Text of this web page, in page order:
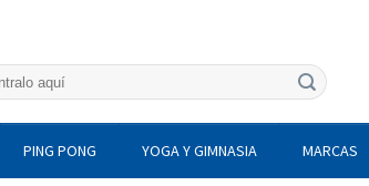
PING PONG YOGA Y GIMNASIA MARCAS